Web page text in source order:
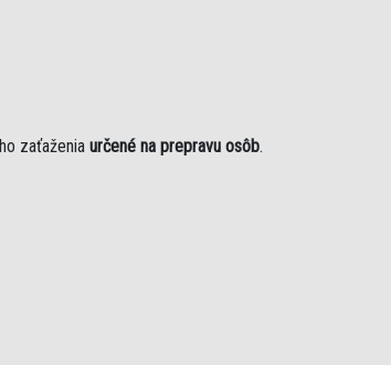
zaťaženia určené na prepravu osôb.